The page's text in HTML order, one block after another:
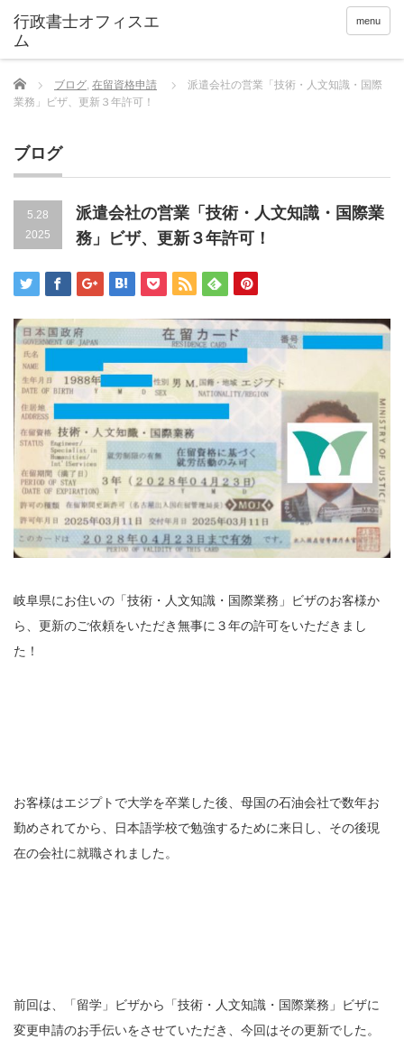
menu
Home ブログ, 在留資格申請
派遣会社の営業「技術・人文知識・国際
業務」ビザ、更新３年許可！
ブログ
5.28
2025
派遣会社の営業「技術・人文知識・国際業
務」ビザ、更新３年許可！
岐阜県にお住いの「技術・人文知識・国際業務」ビザのお客様か
ら、更新のご依頼をいただき無事に３年の許可をいただきまし
た！
お客様はエジプトで大学を卒業した後、母国の石油会社で数年お
勤めされてから、日本語学校で勉強するために来日し、その後現
在の会社に就職されました。
前回は、「留学」ビザから「技術・人文知識・国際業務」ビザに
変更申請のお手伝いをさせていただき、今回はその更新でした。